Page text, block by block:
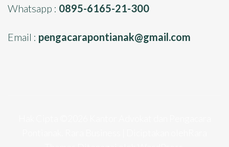
Whatsapp : 0895-6165-21-300
Email : pengacarapontianak@gmail.com